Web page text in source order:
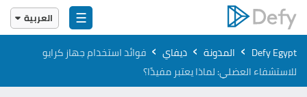
☰
العربية
English
العربية
Defy Egypt
› المدونة › ديفاي › فوائد استخدام جهاز كرايو
للاستشفاء العضلي​: لماذا يعتبر مفيدًا؟